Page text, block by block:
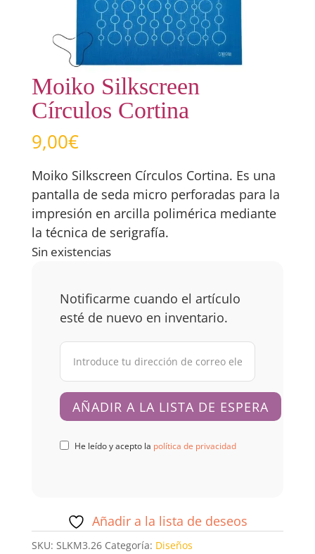
Moiko Silkscreen
Círculos Cortina
9,00€
Moiko Silkscreen Círculos Cortina. Es una
pantalla de seda micro perforadas para la
impresión en arcilla polimérica mediante
la técnica de serigrafía.
Sin existencias
Notificarme cuando el artículo
esté de nuevo en inventario.
He leído y acepto la política de privacidad
Añadir a la lista de deseos
SKU: SLKM3.26 Categoría: Diseños